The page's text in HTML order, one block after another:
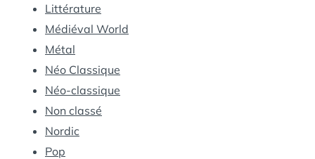
Littérature
Médiéval World
Métal
Néo Classique
Néo-classique
Non classé
Nordic
Pop